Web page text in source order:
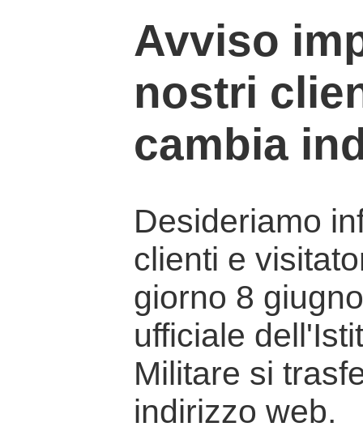
Avviso
nostri
cambia
Desideriamo
clienti e
giorno 8
ufficiale
Militare si
indirizzo web.